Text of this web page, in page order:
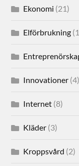
Ekonomi (21)
Elförbrukning
Innovationer (4)
Internet (8)
Kläder (3)
Kroppsvård (2)